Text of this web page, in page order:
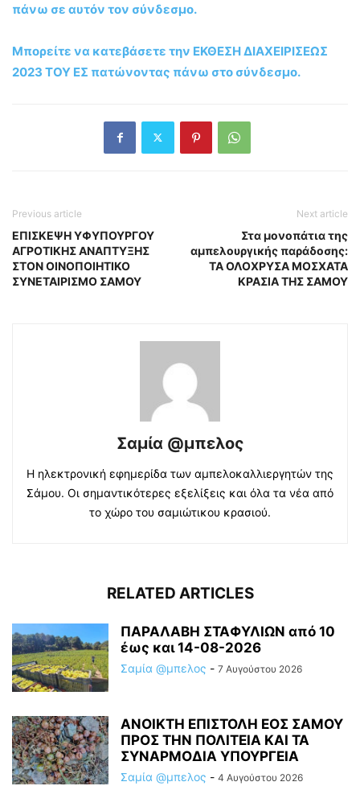
πάνω σε αυτόν τον σύνδεσμο.
Μπορείτε να κατεβάσετε την ΕΚΘΕΣΗ ΔΙΑΧΕΙΡΙΣΕΩΣ
2023 ΤΟΥ ΕΣ πατώνοντας πάνω στο σύνδεσμο.
Previous article
EΠΙΣΚΕΨΗ ΥΦΥΠΟΥΡΓΟΥ
ΑΓΡΟΤΙΚΗΣ ΑΝΑΠΤΥΞΗΣ
ΣΤΟΝ ΟΙΝΟΠΟΙΗΤΙΚΟ
ΣΥΝΕΤΑΙΡΙΣΜΟ ΣΑΜΟΥ
Next article
Στα μονοπάτια της
αμπελουργικής παράδοσης:
ΤΑ ΟΛΟΧΡΥΣΑ ΜΟΣΧΑΤΑ
ΚΡΑΣΙΑ ΤΗΣ ΣΑΜΟΥ
Σαμία @μπελος
Η ηλεκτρονική εφημερίδα των αμπελοκαλλιεργητών της
Σάμου. Οι σημαντικότερες εξελίξεις και όλα τα νέα από
το χώρο του σαμιώτικου κρασιού.
RELATED ARTICLES
ΠΑΡΑΛΑΒΗ ΣΤΑΦΥΛΙΩΝ από 10
έως και 14-08-2026
Σαμία @μπελος - 7 Αυγούστου 2026
ΑΝΟΙΚΤΗ ΕΠΙΣΤΟΛΗ ΕΟΣ ΣΑΜΟΥ
ΠΡΟΣ ΤΗΝ ΠΟΛΙΤΕΙΑ ΚΑΙ ΤΑ
ΣΥΝΑΡΜΟΔΙΑ ΥΠΟΥΡΓΕΙΑ
Σαμία @μπελος - 4 Αυγούστου 2026